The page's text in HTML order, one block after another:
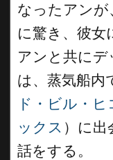
なったアンが
に驚き、彼女
アンと共に
は、蒸気船内
ド・ビル・ヒ
ックス ）に出
話をする。